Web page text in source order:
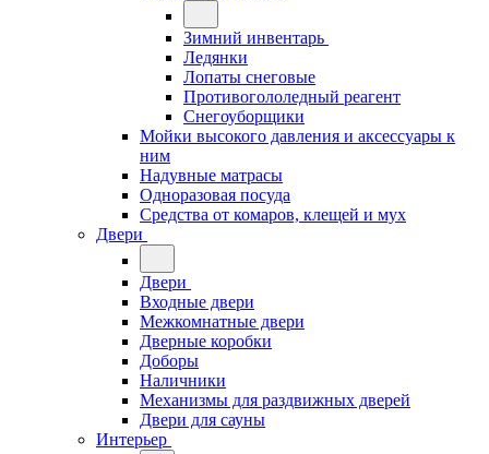
Зимний инвентарь
Ледянки
Лопаты снеговые
Противогололедный реагент
Снегоуборщики
Мойки высокого давления и аксессуары к
ним
Надувные матрасы
Одноразовая посуда
Средства от комаров, клещей и мух
Двери
Двери
Входные двери
Межкомнатные двери
Дверные коробки
Доборы
Наличники
Механизмы для раздвижных дверей
Двери для сауны
Интерьер